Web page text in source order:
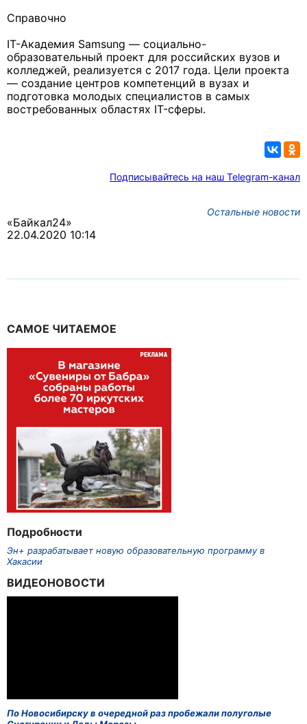
Справочно
IT-Академия Samsung — социально-
образовательный проект для российских вузов и
колледжей, реализуется с 2017 года. Цели проекта
— создание центров компетенций в вузах и
подготовка молодых специалистов в самых
востребованных областях IT-сферы.
Подписывайтесь на наш Telegram-канал
Остальные новости
«Байкал24»
22.04.2020 10:14
САМОЕ ЧИТАЕМОЕ
Подробности
Эн+ разрабатывает новую образовательную программу в
Хакасии
ВИДЕОНОВОСТИ
По Новосибирску в очередной раз пробежали полуголые